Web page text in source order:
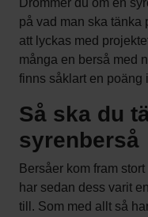
Drömmer du om en
på vad man ska tänka
att lyckas med
många en berså med
finns såklart en poäng
Så ska du
syrenberså
Bersåer kom fram
har sedan dess varit
till. Som med allt så